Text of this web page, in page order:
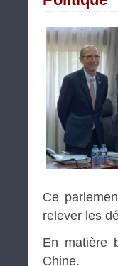
Ce
relever les
En matière
Chine.